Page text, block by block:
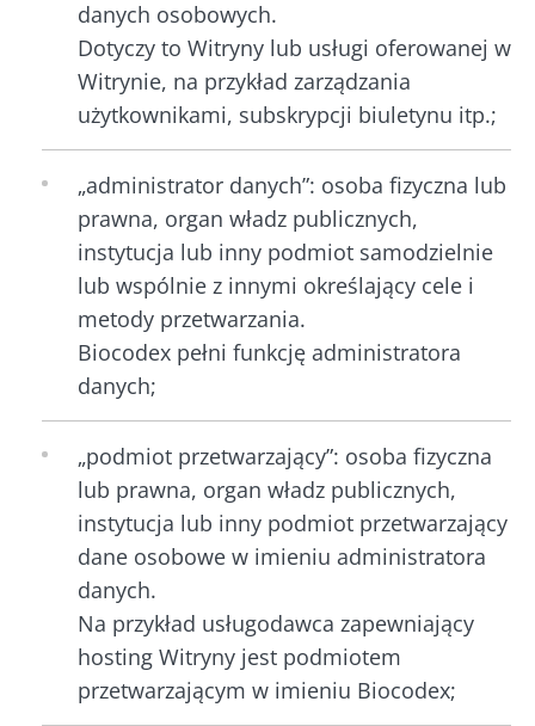
danych osobowych.
Dotyczy to Witryny lub usługi oferowanej w
Witrynie, na przykład zarządzania
użytkownikami, subskrypcji biuletynu itp.;
„administrator danych”: osoba fizyczna lub
prawna, organ władz publicznych,
instytucja lub inny podmiot samodzielnie
lub wspólnie z innymi określający cele i
metody przetwarzania.
Biocodex pełni funkcję administratora
danych;
„podmiot przetwarzający”: osoba fizyczna
lub prawna, organ władz publicznych,
instytucja lub inny podmiot przetwarzający
dane osobowe w imieniu administratora
danych.
Na przykład usługodawca zapewniający
hosting Witryny jest podmiotem
przetwarzającym w imieniu Biocodex;